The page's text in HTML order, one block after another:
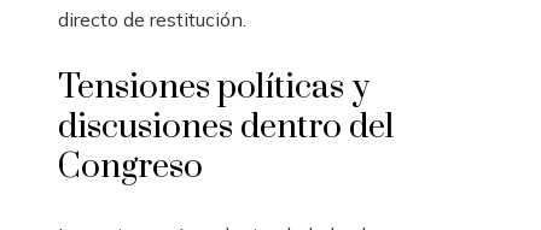
directo de restitución.
Tensiones políticas y
discusiones dentro del
Congreso